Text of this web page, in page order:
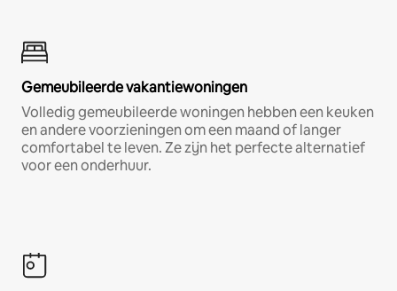
Gemeubileerde vakantiewoningen
Volledig gemeubileerde woningen hebben een keuken
en andere voorzieningen om een maand of langer
comfortabel te leven. Ze zijn het perfecte alternatief
voor een onderhuur.